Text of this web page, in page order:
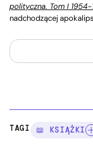
polityczna. Tom I 1954-
nadchodzącej
TAGI: 📖 KSIĄŻKI